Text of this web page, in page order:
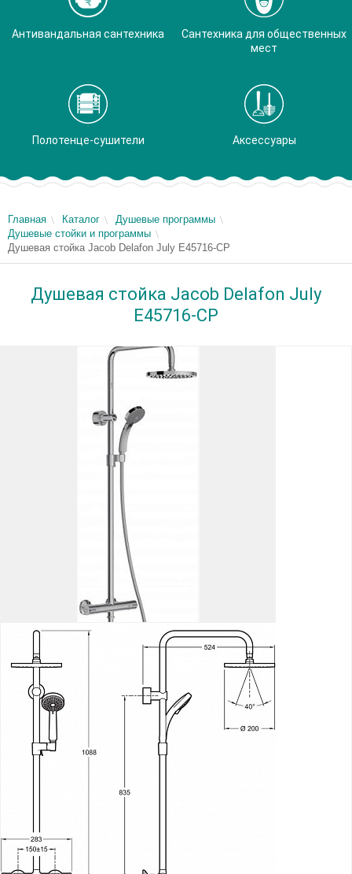
Антивандальная сантехника
Сантехника для общественных
мест
Полотенце-сушители Аксессуары
Главная Каталог
Душевые программы
Душевые стойки и программы
Душевая стойка Jacob Delafon July E45716-CP
Душевая стойка Jacob Delafon July
E45716-CP